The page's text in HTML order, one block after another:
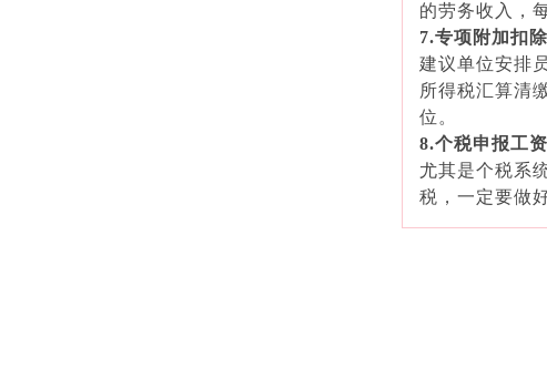
的劳务收入，
7.专项附加扣
建议单位安排
所得税汇算清
位。
8.个税申报工
尤其是个税系
税，一定要做